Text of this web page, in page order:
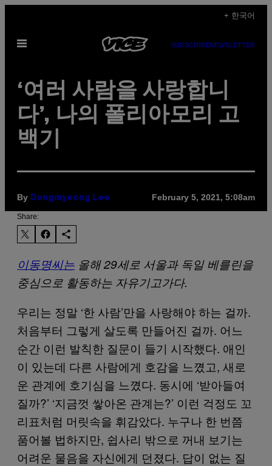
content
+ 한국어
Open
SUBSCRIBENEWSLETTER
‘여러 사람을 사랑합니
다’, 나의 폴리아모리 고
백기
By Dongmyeong Lee February 5, 2021, 5:08am
Share:
이동명씨는 올해 29세로 서울과 독일 베를린을
중심으로 활동하는 자유기고가다.
우리는 정말 ‘한 사람’만을 사랑해야 하는 걸까.
처음부터 그렇게 살도록 만들어진 걸까. 어느
순간 이런 발칙한 질문이 들기 시작했다. 애인
이 있는데 다른 사람에게 호감을 느꼈고, 새로
운 관계에 호기심을 느꼈다. 동시에 ‘받아들여
질까?’ ‘지금껏 쌓아온 관계는?’ 이런 걱정도 꼬
리표처럼 머릿속을 휘감았다. 누구나 한 번쯤
품어볼 법하지만, 쉽사리 밖으로 꺼내 보기는
어려운 물음을 자신에게 던졌다. 답이 없는 질